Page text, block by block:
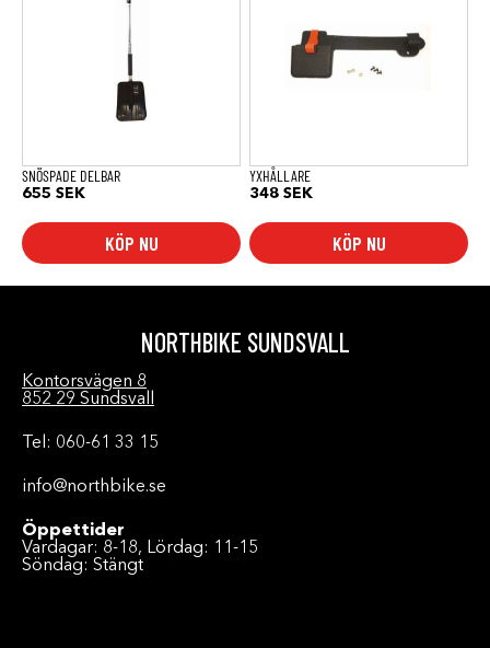
SNÖSPADE DELBAR
655 SEK
KÖP NU
YXHÅLLARE
348 SEK
KÖP NU
NORTHBIKE SUNDSVALL
Kontorsvägen 8
852 29 Sundsvall
Tel: 060-61 33 15
info@northbike.se
Öppettider
Vardagar: 8-18, Lördag: 11-15
Söndag: Stängt